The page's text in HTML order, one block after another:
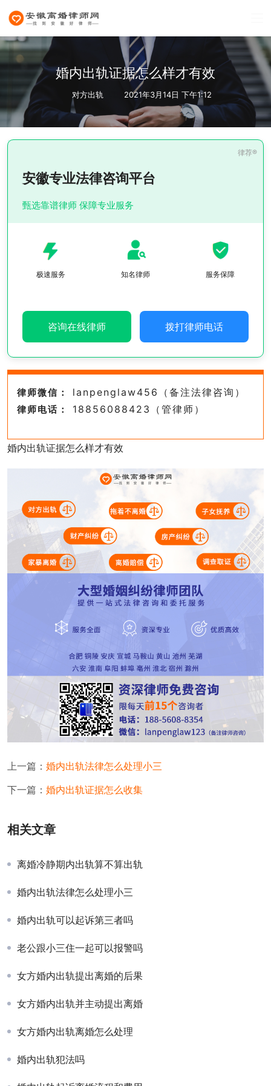
婚内出轨证据怎么样才有效
对方出轨 2021年3月14日 下午1:12
安徽专业法律咨询平台
甄选靠谱律师 保障专业服务
极速服务 知名律师 服务保障
咨询在线律师 拨打律师电话
律师微信： lanpenglaw456（备注法律咨询）
律师电话： 18856088423（管律师）
婚内出轨证据怎么样才有效
上一篇： 婚内出轨法律怎么处理小三
下一篇： 婚内出轨证据怎么收集
相关文章
离婚冷静期内出轨算不算出轨
婚内出轨法律怎么处理小三
婚内出轨可以起诉第三者吗
老公跟小三住一起可以报警吗
女方婚内出轨提出离婚的后果
女方婚内出轨并主动提出离婚
女方婚内出轨离婚怎么处理
婚内出轨犯法吗